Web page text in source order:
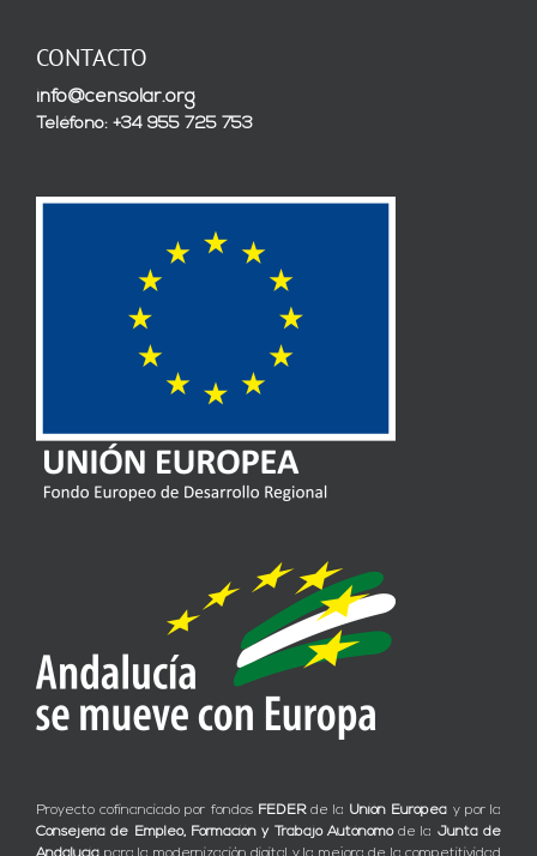
CONTACTO
info@censolar.org
Teléfono: +34 955 725 753
Proyecto cofinanciado por fondos FEDERde la Unión Europea y por la
Consejería de Empleo, Formación y Trabajo Autónomode la Junta de